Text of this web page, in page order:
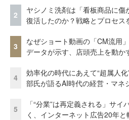
2
ヤシノミ洗剤は「看板商品に傷
復活したのか？戦略とプロセス
3
なぜショート動画の「CM流用
データが示す、店頭売上を動か
4
効率化の時代にあえて“超属人
部氏が語るAI時代の経営・マネ
5
「“分業”は再定義される」サ
く、インターネット広告20年と